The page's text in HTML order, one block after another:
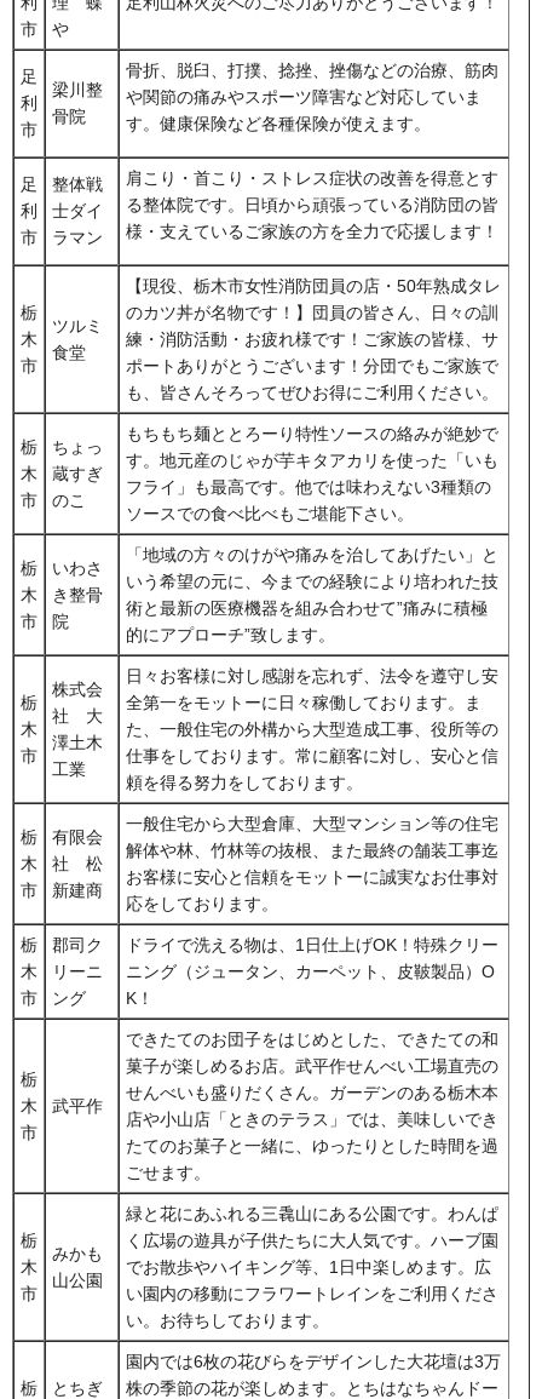
市
や
足
利
市
梁川整
骨院
骨折、脱臼、打撲、捻挫、挫傷などの治療、筋肉
や関節の痛みやスポーツ障害など対応していま
す。健康保険など各種保険が使えます。
足
利
市
整体戦
士ダイ
ラマン
肩こり・首こり・ストレス症状の改善を得意とす
る整体院です。日頃から頑張っている消防団の皆
様・支えているご家族の方を全力で応援します！
栃
木
市
ツルミ
食堂
【現役、栃木市女性消防団員の店・50年熟成タレ
のカツ丼が名物です！】団員の皆さん、日々の訓
練・消防活動・お疲れ様です！ご家族の皆様、サ
ポートありがとうございます！分団でもご家族で
も、皆さんそろってぜひお得にご利用ください。
栃
木
市
ちょっ
蔵すぎ
のこ
もちもち麺ととろーり特性ソースの絡みが絶妙で
す。地元産のじゃが芋キタアカリを使った「いも
フライ」も最高です。他では味わえない3種類の
ソースでの食べ比べもご堪能下さい。
栃
木
市
いわさ
き整骨
院
「地域の方々のけがや痛みを治してあげたい」と
いう希望の元に、今までの経験により培われた技
術と最新の医療機器を組み合わせて”痛みに積極
的にアプローチ”致します。
栃
木
市
株式会
社 大
澤土木
工業
日々お客様に対し感謝を忘れず、法令を遵守し安
全第一をモットーに日々稼働しております。ま
た、一般住宅の外構から大型造成工事、役所等の
仕事をしております。常に顧客に対し、安心と信
頼を得る努力をしております。
栃
木
市
有限会
社 松
新建商
一般住宅から大型倉庫、大型マンション等の住宅
解体や林、竹林等の抜根、また最終の舗装工事迄
お客様に安心と信頼をモットーに誠実なお仕事対
応をしております。
栃
木
市
郡司ク
リーニ
ング
ドライで洗える物は、1日仕上げOK！特殊クリー
ニング（ジュータン、カーペット、皮鞁製品）O
K！
栃
木
市
武平作
できたてのお団子をはじめとした、できたての和
菓子が楽しめるお店。武平作せんべい工場直売の
せんべいも盛りだくさん。ガーデンのある栃木本
店や小山店「ときのテラス」では、美味しいでき
たてのお菓子と一緒に、ゆったりとした時間を過
ごせます。
栃
木
市
みかも
山公園
緑と花にあふれる三毳山にある公園です。わんぱ
く広場の遊具が子供たちに大人気です。ハーブ園
でお散歩やハイキング等、1日中楽しめます。広
い園内の移動にフラワートレインをご利用くださ
い。お待ちしております。
栃
とちぎ
園内では6枚の花びらをデザインした大花壇は3万
株の季節の花が楽しめます。とちはなちゃんドー